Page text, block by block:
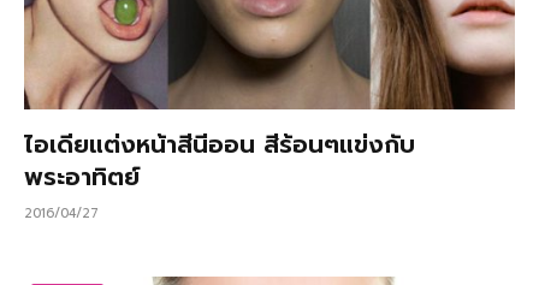
ไอเดียแต่งหน้าสีนีออน สีร้อนๆแข่งกับ
พระอาทิตย์
2016/04/27